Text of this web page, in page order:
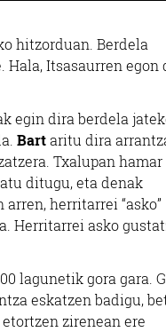
hitzorduan. Berdela
Itsasaurren egon
egin dira berdela
Bartaritu dira
Txalupan hamar
ditugu, eta denak
herritarrei “asko”
Herritarrei asko
lagunetik gora gara.
eskatzen badigu,
zirenean ere